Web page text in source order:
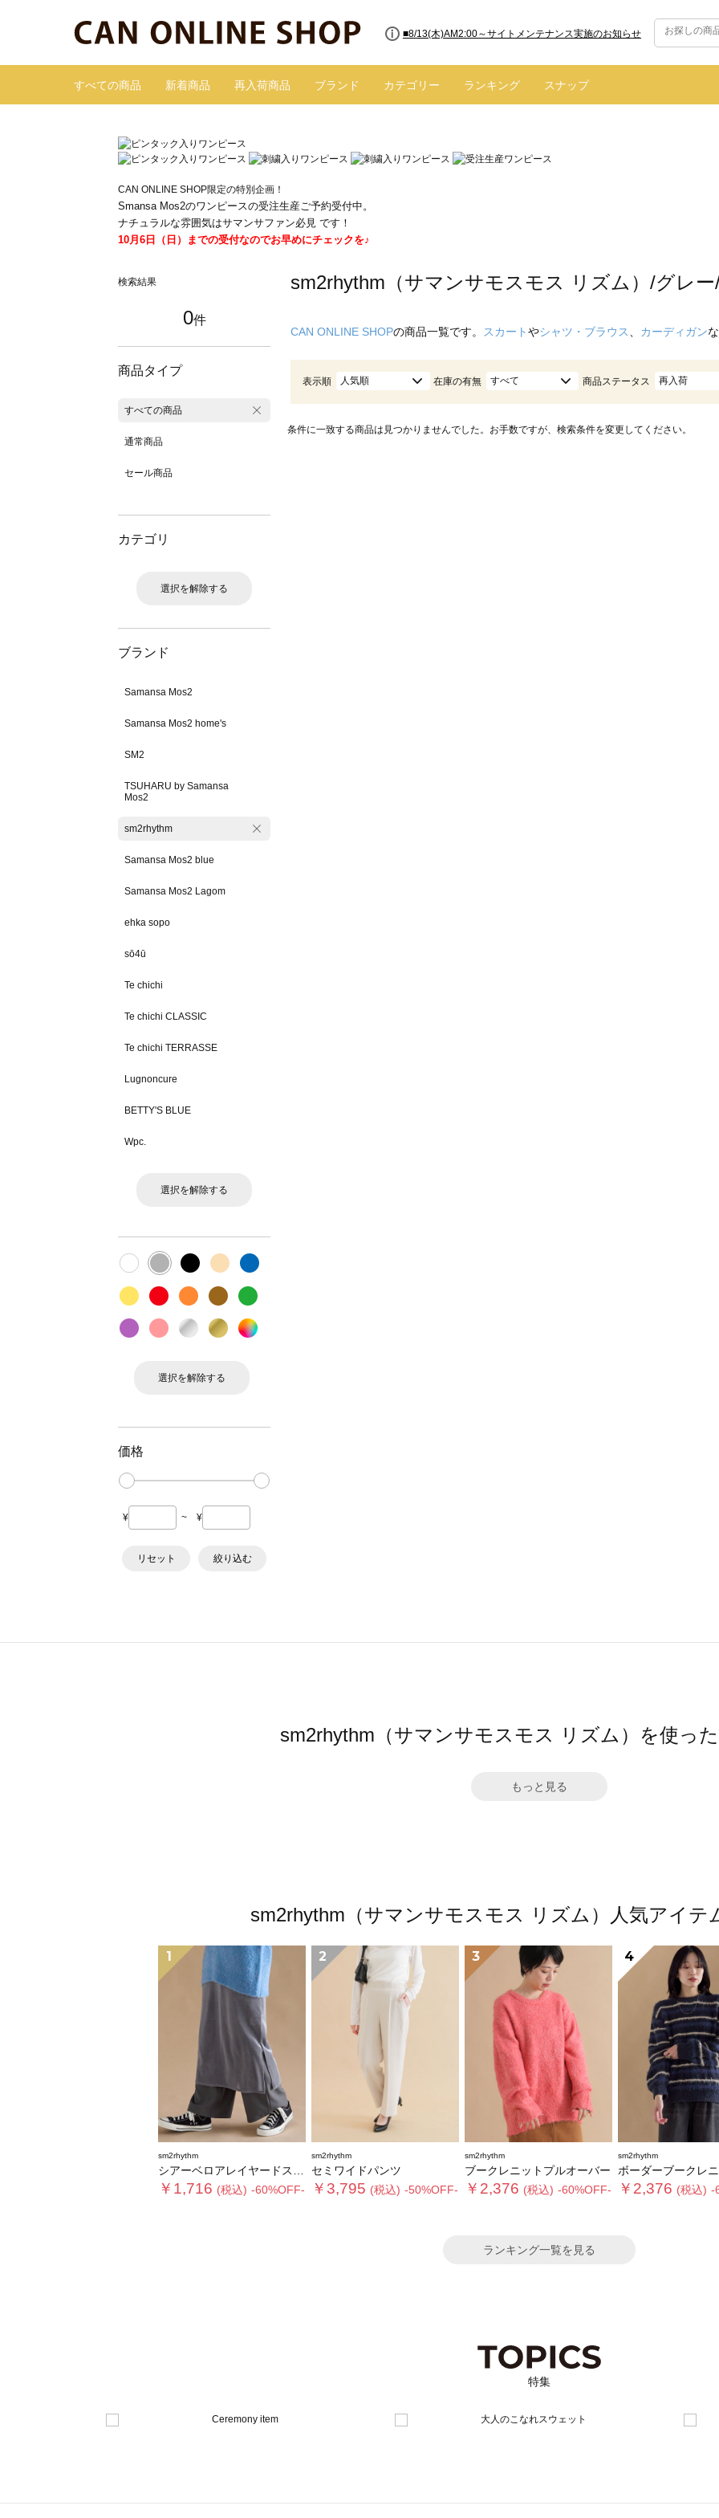
■8/13(木)AM2:00～サイトメンテナンス実施のお知らせ
すべての商品 新着商品 再入荷商品 ブランド カテゴリー ランキング スナップ
CAN ONLINE SHOP限定の特別企画！
Smansa Mos2のワンピースの受注生産ご予約受付中。
ナチュラルな雰囲気はサマンサファン必見 です！
10月6日（日）までの受付なのでお早めにチェックを♪
検索結果
0件
商品タイプ
すべての商品
通常商品
セール商品
カテゴリ
選択を解除する
ブランド
Samansa Mos2
Samansa Mos2 home's
SM2
TSUHARU by Samansa
Mos2
sm2rhythm
Samansa Mos2 blue
Samansa Mos2 Lagom
ehka sopo
sō4ū
Te chichi
Te chichi CLASSIC
Te chichi TERRASSE
Lugnoncure
BETTY'S BLUE
Wpc.
選択を解除する
選択を解除する
価格
¥ ~ ¥
リセット 絞り込む
sm2rhythm（サマンサモスモス リズム）/グレー
CAN ONLINE SHOPの商品一覧です。 スカートやシャツ・ブラウス カーディガン
表示順 人気順 在庫の有無 すべて 商品ステータス 再入荷
条件に一致する商品は見つかりませんでした。お手数ですが、検索条件を変更してください。
sm2rhythm（サマンサモスモス リズム）を使っ
もっと見る
sm2rhythm（サマンサモスモス リズム）人気アイテ
1
sm2rhythm
シアーベロアレイヤードスカート
￥1,716 (税込) -60%OFF-
2
sm2rhythm
セミワイドパンツ
￥3,795 (税込) -50%OFF-
3
sm2rhythm
ブークレニットプルオーバー
￥2,376 (税込) -60%OFF-
4
sm2rhythm
ボーダーブークレニットプ
￥2,376 (税込) -
ランキング一覧を見る
特集